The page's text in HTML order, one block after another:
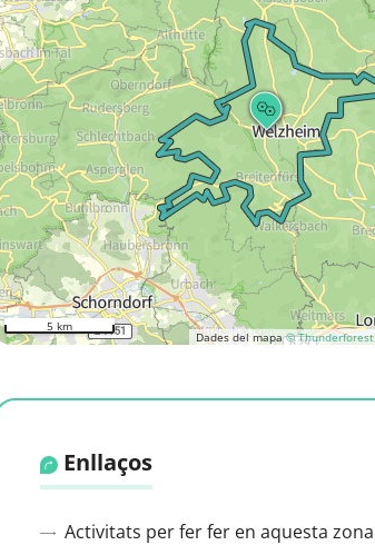
Dades del mapa© Thunderforest
5 km
Enllaços
Activitats per fer fer en aquesta zona